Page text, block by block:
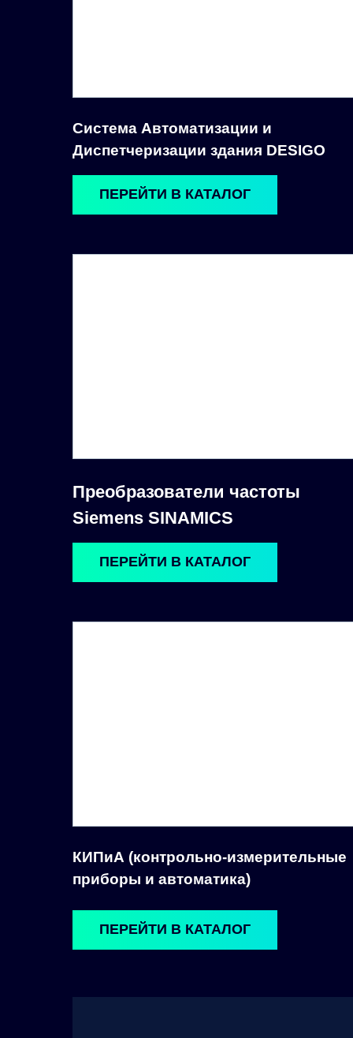
Система Автоматизации и
Диспетчеризации здания DESIGO
ПЕРЕЙТИ В КАТАЛОГ
Преобразователи частоты
Siemens SINAMICS
ПЕРЕЙТИ В КАТАЛОГ
КИПиА (контрольно-измерительные
приборы и автоматика)
ПЕРЕЙТИ В КАТАЛОГ